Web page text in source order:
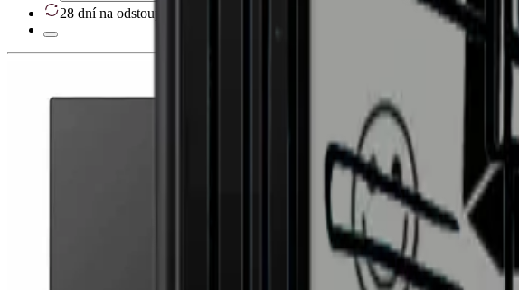
28 dní na odstoupení od smlouvy